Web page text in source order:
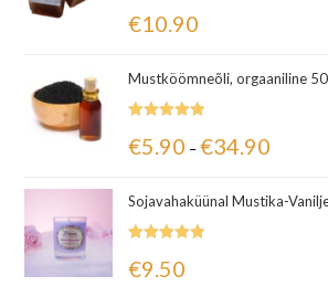
5.00/ 5
€10.90
Mustköömneõli, orgaaniline
5.00 / 5
€5.90 – €34.90
Sojavahaküünal Mustika-
5.00 / 5
€9.50